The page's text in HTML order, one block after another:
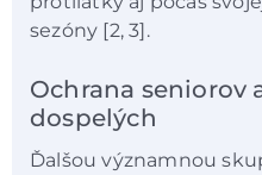
sezóny [2, 3].
Ochrana seniorov
dospelých
Ďalšou významnou